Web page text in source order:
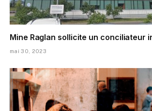
Mine Raglan sollicite un conciliateur
mai 30, 2023